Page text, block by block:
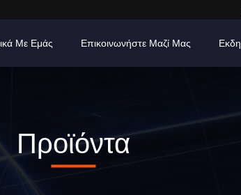
Με Εμάς Επικοινωνήστε Μαζί Μας
Προϊόντα